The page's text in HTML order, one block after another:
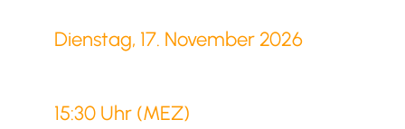
Dienstag, 17. November 2026
15:30 Uhr (MEZ)